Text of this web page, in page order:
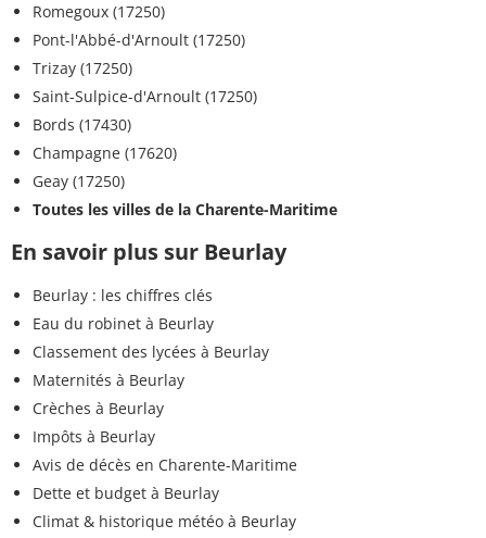
Romegoux (17250)
Pont-l'Abbé-d'Arnoult (17250)
Trizay (17250)
Saint-Sulpice-d'Arnoult (17250)
Bords (17430)
Champagne (17620)
Geay (17250)
Toutes les villes de la Charente-Maritime
En savoir plus sur Beurlay
Beurlay : les chiffres clés
Eau du robinet à Beurlay
Classement des lycées à Beurlay
Maternités à Beurlay
Crèches à Beurlay
Impôts à Beurlay
Avis de décès en Charente-Maritime
Dette et budget à Beurlay
Climat & historique météo à Beurlay